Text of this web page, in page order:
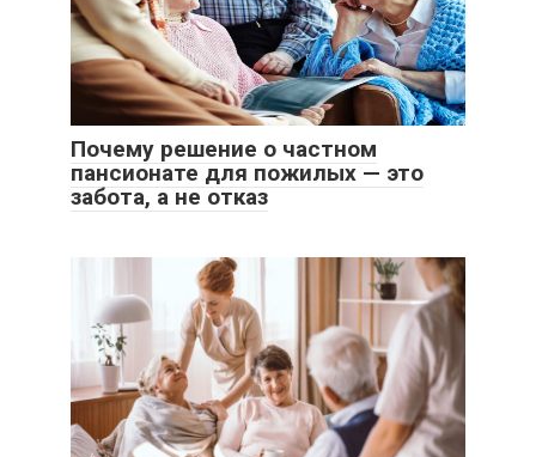
Почему решение о частном
пансионате для пожилых — это
забота, а не отказ